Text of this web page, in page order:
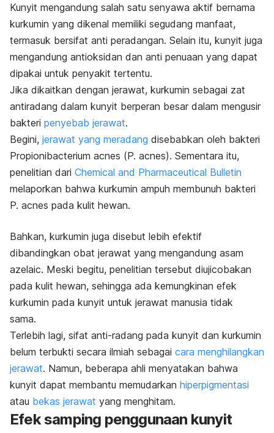
Kunyit mengandung salah satu senyawa aktif bernama
kurkumin yang dikenal memiliki segudang manfaat,
termasuk bersifat anti peradangan. Selain itu, kunyit juga
mengandung antioksidan dan anti penuaan yang dapat
dipakai untuk penyakit tertentu.
Jika dikaitkan dengan jerawat, kurkumin sebagai zat
antiradang dalam kunyit berperan besar dalam mengusir
bakteri penyebab jerawat.
Begini, jerawat yang meradang disebabkan oleh bakteri
Propionibacterium acnes (P. acnes). Sementara itu,
penelitian dari Chemical and Pharmaceutical Bulletin
melaporkan bahwa kurkumin ampuh membunuh bakteri
P. acnes pada kulit hewan.
Bahkan, kurkumin juga disebut lebih efektif
dibandingkan obat jerawat yang mengandung asam
azelaic. Meski begitu, penelitian tersebut diujicobakan
pada kulit hewan, sehingga ada kemungkinan efek
kurkumin pada kunyit untuk jerawat manusia tidak
sama.
Terlebih lagi, sifat anti-radang pada kunyit dan kurkumin
belum terbukti secara ilmiah sebagai cara menghilangkan
jerawat. Namun, beberapa ahli menyatakan bahwa
kunyit dapat membantu memudarkan hiperpigmentasi
atau bekas jerawat yang menghitam.
Efek samping penggunaan kunyit